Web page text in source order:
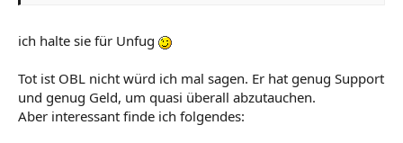
ich halte sie für Unfug
Tot ist OBL nicht würd ich mal sagen. Er hat genug Support
und genug Geld, um quasi überall abzutauchen.
Aber interessant finde ich folgendes: